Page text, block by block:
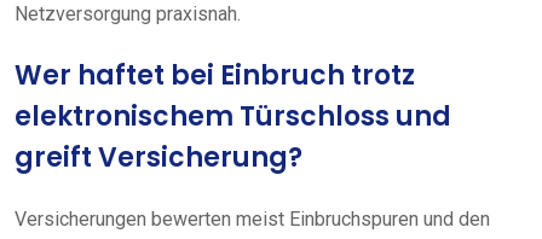
Netzversorgung praxisnah.
Wer haftet bei Einbruch trotz
elektronischem Türschloss und
greift Versicherung?
Versicherungen bewerten meist Einbruchspuren und den